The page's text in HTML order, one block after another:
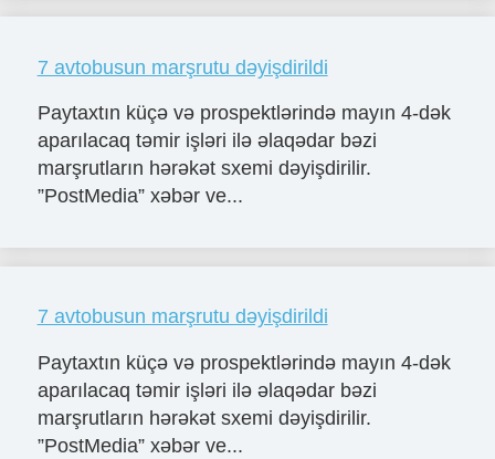
7 avtobusun marşrutu dəyişdirildi
Paytaxtın küçə və prospektlərində mayın 4-dək
aparılacaq təmir işləri ilə əlaqədar bəzi
marşrutların hərəkət sxemi dəyişdirilir.
”PostMedia” xəbər ve...
7 avtobusun marşrutu dəyişdirildi
Paytaxtın küçə və prospektlərində mayın 4-dək
aparılacaq təmir işləri ilə əlaqədar bəzi
marşrutların hərəkət sxemi dəyişdirilir.
”PostMedia” xəbər ve...